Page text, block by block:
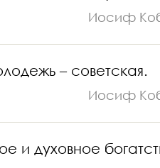
Иосиф
– советская.
Иосиф
и духовное